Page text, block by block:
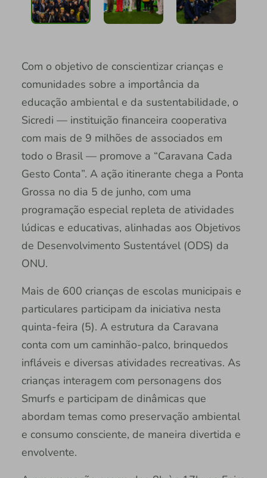
Com o objetivo de conscientizar crianças e
comunidades sobre a importância da
educação ambiental e da sustentabilidade, o
Sicredi — instituição financeira cooperativa
com mais de 9 milhões de associados em
todo o Brasil — promove a “Caravana Cada
Gesto Conta”. A ação itinerante chega a Ponta
Grossa no dia 5 de junho, com uma
programação especial repleta de atividades
lúdicas e educativas, alinhadas aos Objetivos
de Desenvolvimento Sustentável (ODS) da
ONU.
Mais de 600 crianças de escolas municipais e
particulares participam da iniciativa nesta
quinta-feira (5). A estrutura da Caravana
conta com um caminhão-palco, brinquedos
infláveis e diversas atividades recreativas. As
crianças interagem com personagens dos
Smurfs e participam de dinâmicas que
abordam temas como preservação ambiental
e consumo consciente, de maneira divertida e
envolvente.